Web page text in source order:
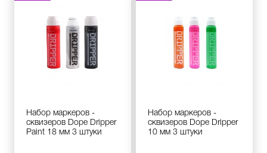
Набор маркеров -
сквизеров Dope Dripper
Paint 18 мм 3 штуки
Набор маркеров -
сквизеров Dope Dripper
10 мм 3 штуки